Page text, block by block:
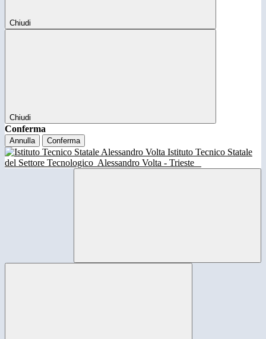
Chiudi
Chiudi
Conferma
Annulla Conferma
Istituto Tecnico Statale
del Settore Tecnologico Alessandro Volta - Trieste